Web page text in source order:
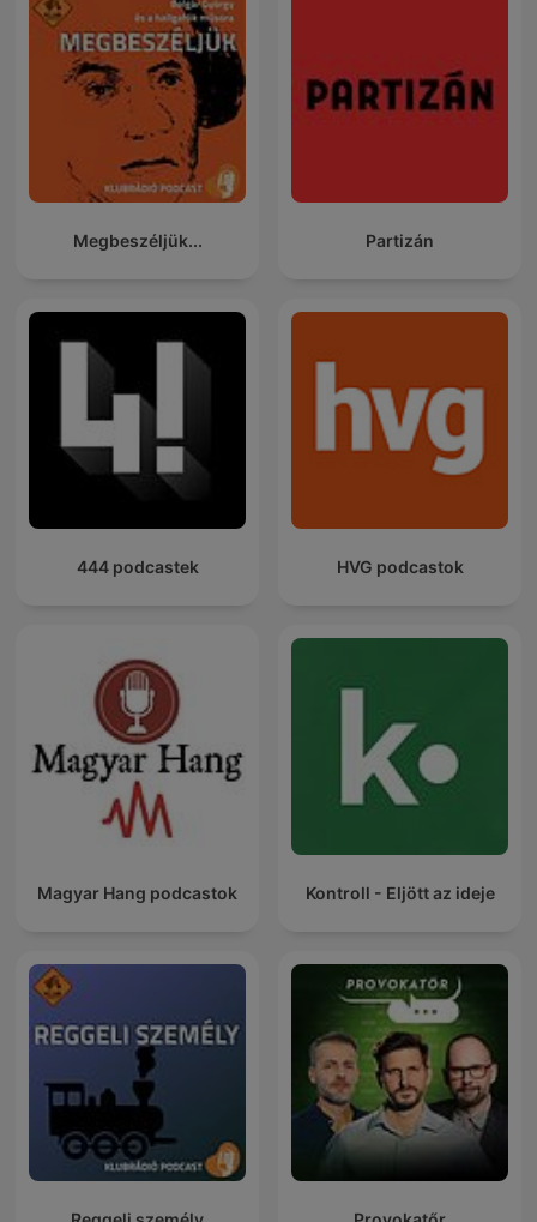
Megbeszéljük... Partizán
444 podcastek HVG podcastok
Magyar Hang podcastok Kontroll - Eljött az ideje